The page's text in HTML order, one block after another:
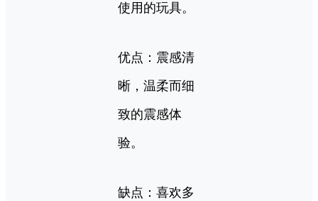
使用的玩具。
优点：震感清
晰，温柔而细
致的震感体
验。
缺点：喜欢多